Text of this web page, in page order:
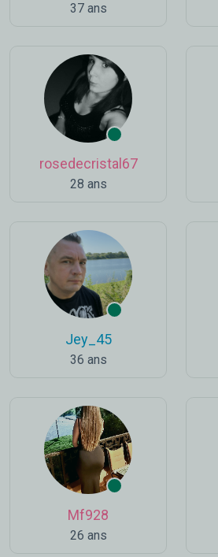
37 ans
rosedecristal67
28 ans
Jey_45
36 ans
Mf928
26 ans